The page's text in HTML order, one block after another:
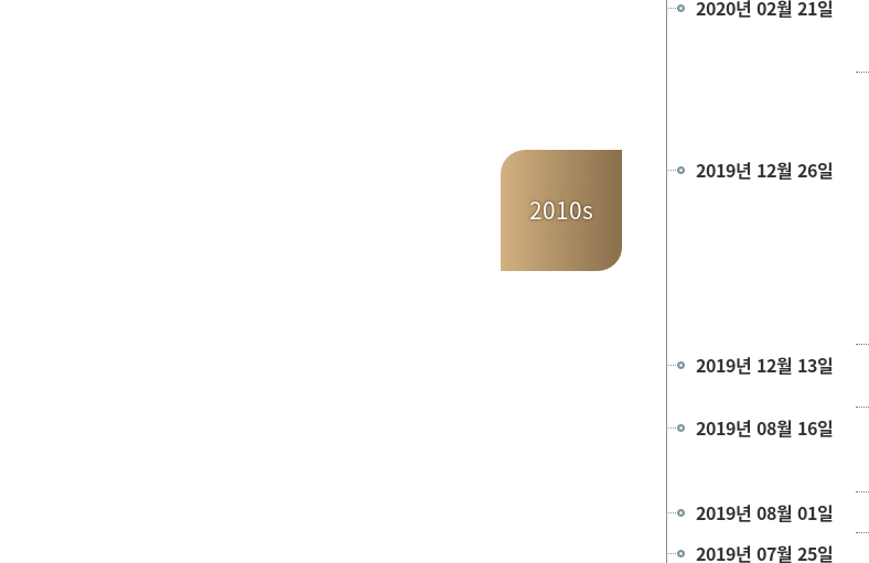
2020년 02월 21일
2010s
2019년 12월 26일
2019년 12월 13일
2019년 08월 16일
2019년 08월 01일
2019년 07월 25일